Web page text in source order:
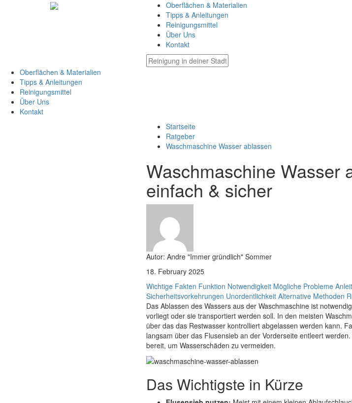
Oberflächen & Materialien
Tipps & Anleitungen
Reinigungsmittel
Über Uns
Kontakt
Oberflächen & Materialien
Tipps & Anleitungen
Reinigungsmittel
Über Uns
Kontakt
Startseite
Ratgeber
Waschmaschine Wasser ablassen
Waschmaschine Wasser
einfach & sicher
Autor: Andre "Immer gründlich" Sommer
18. February 2025
Wichtige Fakten Funktion Notwendigkeit Mögliche Probleme
Sicherheitsvorkehrungen Unordentlichkeit Alternative Methoden
Das Ablassen des Wassers aus der Waschmaschine ist
vorliegt oder sie transportiert werden soll. In den meisten
über das das Restwasser kontrolliert abgelassen werden kann.
langsam über das Flusensieb an der Vorderseite entleert
bereit, um Wasserschäden zu vermeiden.
Das Wichtigste in Kürze